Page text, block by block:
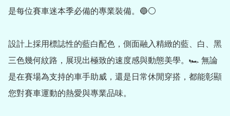
是每位賽車迷本季必備的專業裝備。🔵⚪️
設計上採用標誌性的藍白配色，側面融入精緻的藍、白、黑
三色幾何紋路，展現出極致的速度感與動態美學。🏎️ 無論
是在賽場為支持的車手助威，還是日常休閒穿搭，都能彰顯
您對賽車運動的熱愛與專業品味。